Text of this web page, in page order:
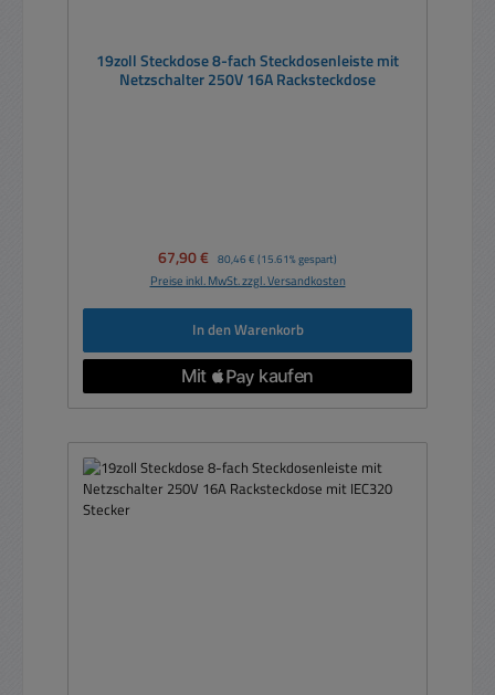
19zoll Steckdose 8-fach Steckdosenleiste mit
Netzschalter 250V 16A Racksteckdose
Verkaufspreis:
67,90 € Regulärer Preis:
80,46 € (15.61% gespart)
Preise inkl. MwSt. zzgl. Versandkosten
In den Warenkorb